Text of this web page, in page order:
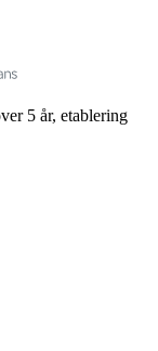
5 år, etablering